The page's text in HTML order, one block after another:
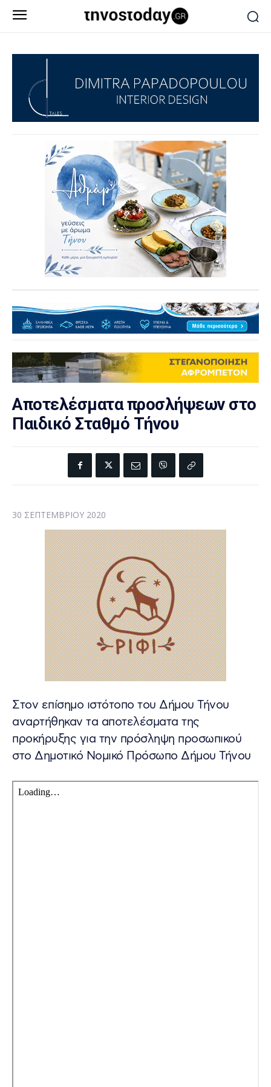
Αποτελέσματα προσλήψεων στο
Παιδικό Σταθμό Τήνου
30 ΣΕΠΤΕΜΒΡΊΟΥ 2020
Στον επίσημο ιστότοπο του Δήμου Τήνου
αναρτήθηκαν τα αποτελέσματα της
προκήρυξης για την πρόσληψη προσωπικού
στο Δημοτικό Νομικό Πρόσωπο Δήμου Τήνου